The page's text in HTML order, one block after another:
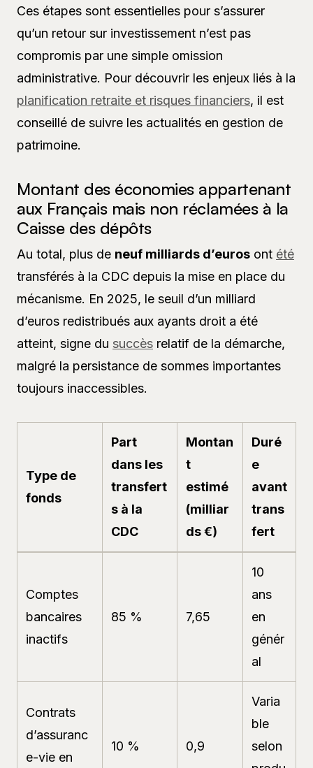
Ces étapes sont essentielles pour s’assurer
qu’un retour sur investissement n’est pas
compromis par une simple omission
administrative. Pour découvrir les enjeux liés à la
planification retraite et risques financiers, il est
conseillé de suivre les actualités en gestion de
patrimoine.
Montant des économies appartenant
aux Français mais non réclamées à la
Caisse des dépôts
Au total, plus de neuf milliards d’euros ont été
transférés à la CDC depuis la mise en place du
mécanisme. En 2025, le seuil d’un milliard
d’euros redistribués aux ayants droit a été
atteint, signe du succès relatif de la démarche,
malgré la persistance de sommes importantes
toujours inaccessibles.
Type de
fonds
Part
dans les
transfert
s à la
CDC
Montan
t
estimé
(milliar
ds €)
Duré
e
avant
trans
fert
Comptes
bancaires
inactifs
85 % 7,65
10
ans
en
génér
al
Contrats
d’assuranc
e-vie en
10 % 0,9
Varia
ble
selon